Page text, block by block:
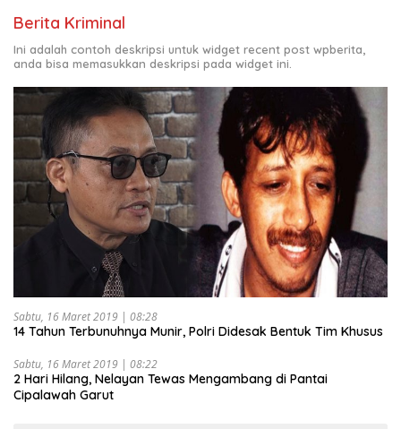
Berita Kriminal
Ini adalah contoh deskripsi untuk widget recent post wpberita,
anda bisa memasukkan deskripsi pada widget ini.
Sabtu, 16 Maret 2019 | 08:28
14 Tahun Terbunuhnya Munir, Polri Didesak Bentuk Tim Khusus
Sabtu, 16 Maret 2019 | 08:22
2 Hari Hilang, Nelayan Tewas Mengambang di Pantai
Cipalawah Garut